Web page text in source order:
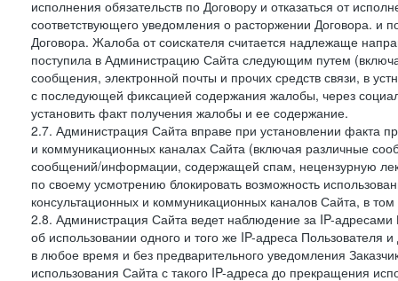
исполнения обязательств по Договору и отказаться от
соответствующего уведомления о расторжении Договора. и
Договора. Жалоба от соискателя считается надлежаще
поступила в Администрацию Сайта следующим путем
сообщения, электронной почты и прочих средств связи, в
с последующей фиксацией содержания жалобы, через
установить факт получения жалобы и ее содержание.
2.7. Администрация Сайта вправе при установлении факта
и коммуникационных каналах Сайта (включая различные
сообщений/информации, содержащей спам, нецензурную
по своему усмотрению блокировать возможность
консультационных и коммуникационных каналов Сайта, в
2.8. Администрация Сайта ведет наблюдение за IP-
об использовании одного и того же IP-адреса Пользователя
в любое время и без предварительного уведомления
использования Сайта с такого IP-адреса до прекращения